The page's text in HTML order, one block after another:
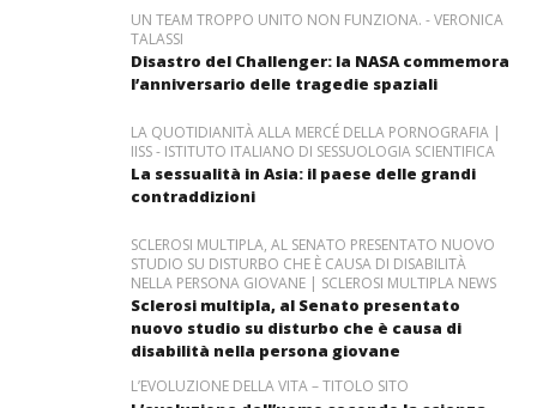
UN TEAM TROPPO UNITO NON FUNZIONA. - VERONICA
TALASSI
Disastro del Challenger: la NASA commemora
l’anniversario delle tragedie spaziali
LA QUOTIDIANITÀ ALLA MERCÉ DELLA PORNOGRAFIA |
IISS - ISTITUTO ITALIANO DI SESSUOLOGIA SCIENTIFICA
La sessualità in Asia: il paese delle grandi
contraddizioni
SCLEROSI MULTIPLA, AL SENATO PRESENTATO NUOVO
STUDIO SU DISTURBO CHE È CAUSA DI DISABILITÀ
NELLA PERSONA GIOVANE | SCLEROSI MULTIPLA NEWS
Sclerosi multipla, al Senato presentato
nuovo studio su disturbo che è causa di
disabilità nella persona giovane
L’EVOLUZIONE DELLA VITA – TITOLO SITO